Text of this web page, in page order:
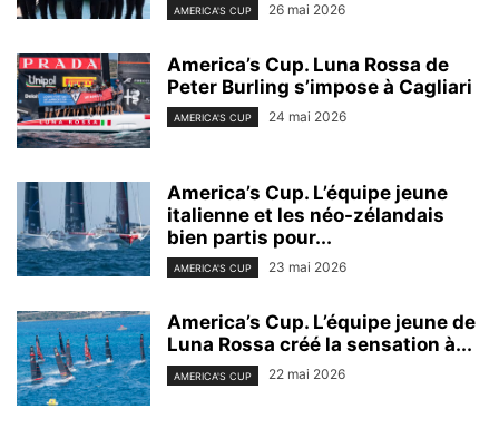
AMERICA'S CUP 26 mai 2026
America’s Cup. Luna Rossa de
Peter Burling s’impose à Cagliari
AMERICA'S CUP 24 mai 2026
America’s Cup. L’équipe jeune
italienne et les néo-zélandais
bien partis pour...
AMERICA'S CUP 23 mai 2026
America’s Cup. L’équipe jeune de
Luna Rossa créé la sensation à...
AMERICA'S CUP 22 mai 2026